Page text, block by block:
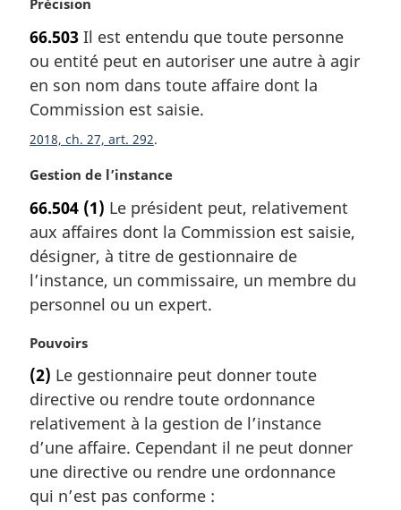
N
t
e
m
a
g
n
a
l
e
:
Précision
66.503 Il est entendu que toute personne
ou entité peut en autoriser une autre à agir
en son nom dans toute affaire dont la
Commission est saisie.
2018, ch. 27, art. 292
N
t
e
m
a
g
n
a
e
:
Gestion de l’instance
66.504 (1) Le président peut, relativement
aux affaires dont la Commission est saisie,
désigner, à titre de gestionnaire de
l’instance, un commissaire, un membre du
personnel ou un expert.
N
t
e
m
a
g
i
Pouvoirs
(2) Le gestionnaire peut donner toute
directive ou rendre toute ordonnance
relativement à la gestion de l’instance
d’une affaire. Cependant il ne peut donner
une directive ou rendre une ordonnance
qui n’est pas conforme :